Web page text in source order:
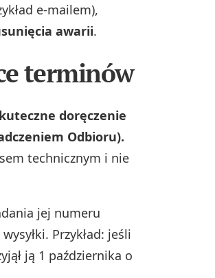
e‑mailem),
awarii.
terminów
doręczenie
Odbioru).
technicznym i nie
jej numeru
Przykład: jeśli
ją 1 października o